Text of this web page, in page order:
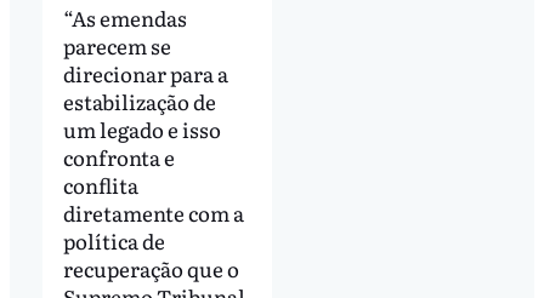
“As emendas
parecem se
direcionar para a
estabilização de
um legado e isso
confronta e
conflita
diretamente com a
política de
recuperação que o